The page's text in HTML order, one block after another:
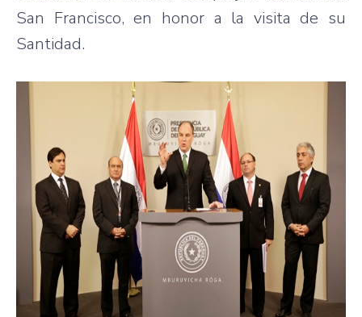
San Francisco, en honor a la visita de su
Santidad.